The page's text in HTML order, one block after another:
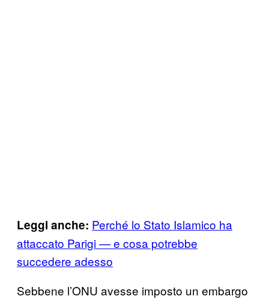
Leggi anche: Perché lo Stato Islamico ha
attaccato Parigi — e cosa potrebbe
succedere adesso
Sebbene l’ONU avesse imposto un embargo